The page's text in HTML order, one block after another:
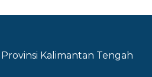
Kalimantan Tengah